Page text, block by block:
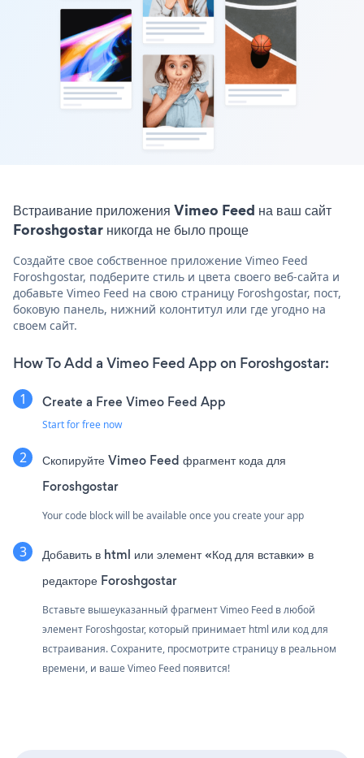
Встраивание приложения Vimeo Feed на ваш сайт
Foroshgostar никогда не было проще
Создайте свое собственное приложение Vimeo Feed
Foroshgostar, подберите стиль и цвета своего веб-сайта и
добавьте Vimeo Feed на свою страницу Foroshgostar, пост,
боковую панель, нижний колонтитул или где угодно на
своем сайт.
How To Add a Vimeo Feed App on Foroshgostar:
Create a Free Vimeo Feed App
Start for free now
Скопируйте Vimeo Feed фрагмент кода для
Foroshgostar
Your code block will be available once you create your app
Добавить в html или элемент «Код для вставки» в
редакторе Foroshgostar
Вставьте вышеуказанный фрагмент Vimeo Feed в любой
элемент Foroshgostar, который принимает html или код для
встраивания. Сохраните, просмотрите страницу в реальном
времени, и ваше Vimeo Feed появится!